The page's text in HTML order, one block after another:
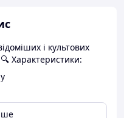
і культових
🔍 Характеристики: